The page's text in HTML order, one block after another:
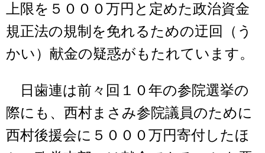
上限を５０００万円と定めた政治資金
規正法の規制を免れるための迂回（う
かい）献金の疑惑がもたれています。
日歯連は前々回１０年の参院選挙の
際にも、西村まさみ参院議員のために
西村後援会に５０００万円寄付したほ